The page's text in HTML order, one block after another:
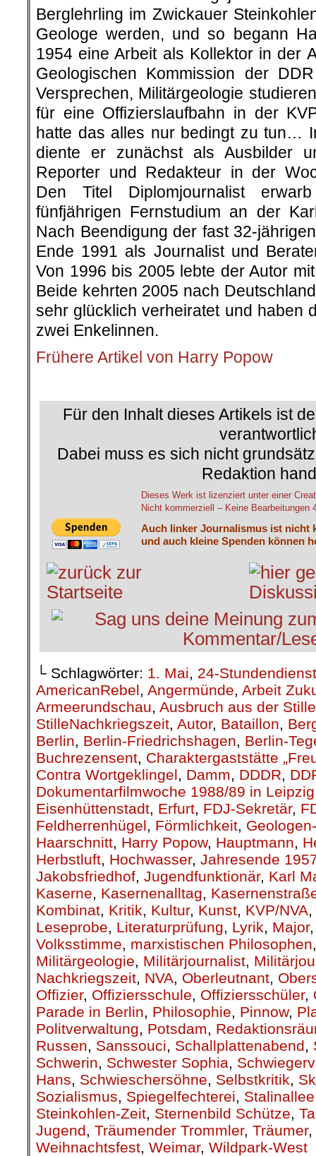
Berglehrling im Zwickauer
Geologe werden, und so begann
1954 eine Arbeit als Kollektor in der
Geologischen Kommission der
Versprechen, Militärgeologie
für eine Offizierslaufbahn in der
hatte das alles nur bedingt zu tun…
diente er zunächst als Ausbilder
Reporter und Redakteur in der
Den Titel Diplomjournalist
fünfjährigen Fernstudium an der
Nach Beendigung der fast 32-
Ende 1991 als Journalist und
Von 1996 bis 2005 lebte der Autor
Beide kehrten 2005 nach
sehr glücklich verheiratet und haben
zwei Enkelinnen.
Frühere Artikel von Harry Popow
Für den Inhalt dieses Artikels ist
Dabei muss es sich nicht
Redaktion
Dieses Werk ist lizenziert unter einer
Nicht kommerziell – Keine Bearbeitungen
Auch linker Journalismus ist nicht
und auch kleine Spenden können
└ Schlagwörter: 1. Mai, 24-Stundendienst
AmericanRebel, Angermünde, Arbeit
Armeerundschau, Ausbruch aus der Stille
StilleNachkriegszeit, Autor, Bataillon,
Berlin, Berlin-Friedrichshagen, Berlin-
Buchrezensent, Charaktergaststätte
Contra Wortgeklingel, Damm, DDDR,
Dokumentarfilmwoche 1988/89 in Leipzig
Eisenhüttenstadt, Erfurt, FDJ-Sekretär,
Feldherrenhügel, Förmlichkeit,
Haarschnitt, Harry Popow, Hauptmann,
Herbstluft, Hochwasser, Jahresende
Jakobsfriedhof, Jugendfunktionär, Karl
Kaserne, Kasernenalltag,
Kombinat, Kritik, Kultur, Kunst, KVP/NVA,
Leseprobe, Literaturprüfung, Lyrik, Major
Volksstimme, marxistischen Philosophen
Militärgeologie, Militärjournalist,
Nachkriegszeit, NVA, Oberleutnant,
Offizier, Offiziersschule, Offiziersschüler,
Parade in Berlin, Philosophie, Pinnow,
Politverwaltung, Potsdam,
Russen, Sanssouci, Schallplattenabend,
Schwerin, Schwester Sophia,
Hans, Schwieschersöhne, Selbstkritik,
Sozialismus, Spiegelfechterei, Stalinallee
Steinkohlen-Zeit, Sternenbild Schütze,
Jugend, Träumender Trommler, Träumer,
Weihnachtsfest, Weimar, Wildpark-West